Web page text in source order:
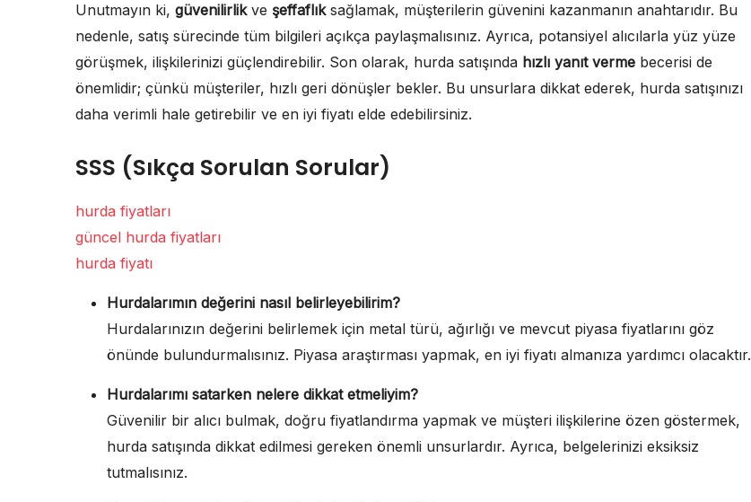
Unutmayın ki, güvenilirlikve şeffaflıksağlamak, müşterilerin güvenini kazanmanın anahtarıdır. Bu
nedenle, satış sürecinde tüm bilgileri açıkça paylaşmalısınız. Ayrıca, potansiyel alıcılarla yüz yüze
görüşmek, ilişkilerinizi güçlendirebilir. Son olarak, hurda satışında hızlı yanıt verme becerisi de
önemlidir; çünkü müşteriler, hızlı geri dönüşler bekler. Bu unsurlara dikkat ederek, hurda satışınızı
daha verimli hale getirebilir ve en iyi fiyatı elde edebilirsiniz.
SSS (Sıkça Sorulan Sorular)
hurda fiyatları
güncel hurda fiyatları
hurda fiyatı
Hurdalarımın değerini nasıl belirleyebilirim?
Hurdalarınızın değerini belirlemek için metal türü, ağırlığı ve mevcut piyasa fiyatlarını göz
önünde bulundurmalısınız. Piyasa araştırması yapmak, en iyi fiyatı almanıza yardımcı olacaktır.
Hurdalarımı satarken nelere dikkat etmeliyim?
Güvenilir bir alıcı bulmak, doğru fiyatlandırma yapmak ve müşteri ilişkilerine özen göstermek,
hurda satışında dikkat edilmesi gereken önemli unsurlardır. Ayrıca, belgelerinizi eksiksiz
tutmalısınız.